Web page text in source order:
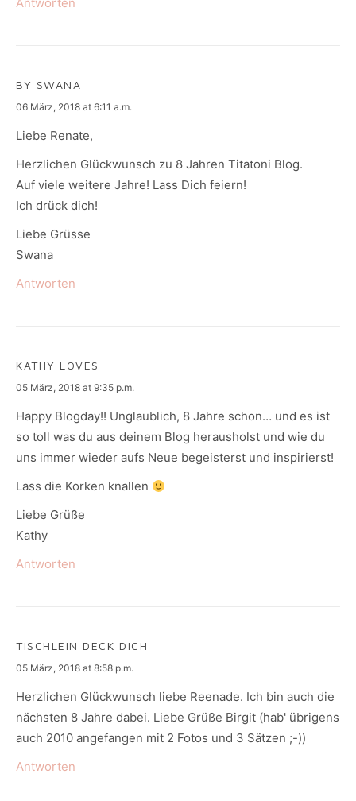
BY SWANA
says:
06 März, 2018 at 6:11 a.m.
Liebe Renate,
Herzlichen Glückwunsch zu 8 Jahren Titatoni Blog.
Auf viele weitere Jahre! Lass Dich feiern!
Ich drück dich!
Liebe Grüsse
Swana
Antworten
KATHY LOVES
says:
05 März, 2018 at 9:35 p.m.
Happy Blogday!! Unglaublich, 8 Jahre schon… und es ist
so toll was du aus deinem Blog herausholst und wie du
uns immer wieder aufs Neue begeisterst und inspirierst!
Lass die Korken knallen
Liebe Grüße
Kathy
Antworten
TISCHLEIN DECK DICH
says:
05 März, 2018 at 8:58 p.m.
Herzlichen Glückwunsch liebe Reenade. Ich bin auch die
nächsten 8 Jahre dabei. Liebe Grüße Birgit (hab' übrigens
auch 2010 angefangen mit 2 Fotos und 3 Sätzen ;-))
Antworten